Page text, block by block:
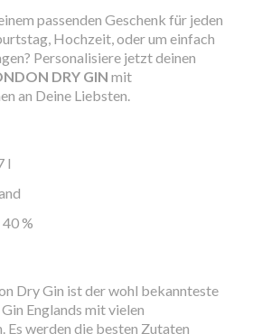
passenden Geschenk für jeden
Hochzeit, oder um einfach
Personalisiere jetzt deinen
DRY GIN mit
an Deine Liebsten.
l
40 %
Dry Gin ist der wohl bekannteste
Englands mit vielen
Es werden die besten Zutaten